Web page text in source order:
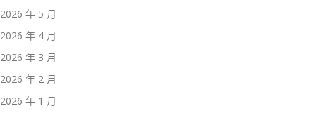
2026 年 5 月
2026 年 4 月
2026 年 3 月
2026 年 2 月
2026 年 1 月